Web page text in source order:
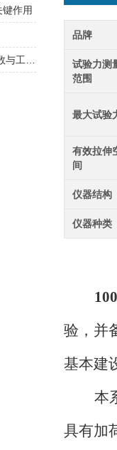
品牌
试验力测
范围
最大试验
有效拉伸
间
仪器结构
仪器种类
验，并
基本建
本
具有加
作用